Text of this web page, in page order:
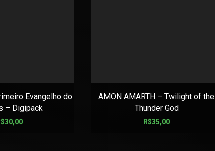
Evangelho do
– Digipack
30,00
AMON AMARTH – Twilight of the
Thunder God
R$35,00